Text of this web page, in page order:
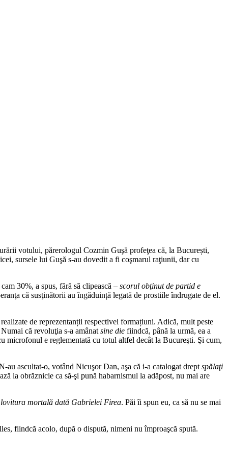
votului, părerologul Cozmin Guşă profeţea că, la București,
sursele lui Guşă s-au dovedit a fi coşmarul raţiunii, dar cu
30%, a spus, fără să clipească – scorul obţinut de partid e
că susţinătorii au îngăduință legată de prostiile îndrugate de el.
de reprezentanții respectivei formațiuni. Adică, mult peste
că revoluţia s-a amânat sine die fiindcă, până la urmă, ea a
microfonul e reglementată cu totul altfel decât la Bucureşti. Şi cum,
au ascultat-o, votând Nicuşor Dan, aşa că i-a catalogat drept spălaţi
la obrăznicie ca să-şi pună habarnismul la adăpost, nu mai are
lovitura mortală dată Gabrielei Firea. Păi îi spun eu, ca să nu se mai
fiindcă acolo, după o dispută, nimeni nu împroaşcă spută.